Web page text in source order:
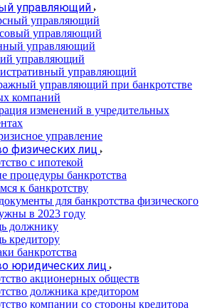
управляющий
управляющий
управляющий
управляющий
управляющий
управляющий
управляющий при банкротстве
компаний
изменений в учредительных
управление
физических лиц
с ипотекой
процедуры банкротства
к банкротству
для банкротства физического
в 2023 году
должнику
кредитору
банкротства
юридических лиц
акционерных обществ
должника кредитором
компании со стороны кредитора